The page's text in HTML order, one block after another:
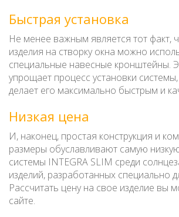
Быстрая установка
Не менее важным является тот факт,
изделия на створку окна можно
специальные навесные кронштейны.
упрощает процесс установки
делает его максимально быстрым и
Низкая цена
И, наконец, простая конструкция и
размеры обуславливают самую
системы INTEGRA SLIM среди
изделий, разработанных специально
Рассчитать цену на свое изделие вы
сайте.